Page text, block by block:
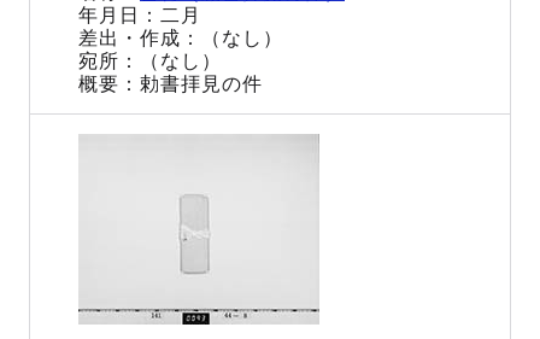
二月
（なし）
（なし）
勅書拝見の件